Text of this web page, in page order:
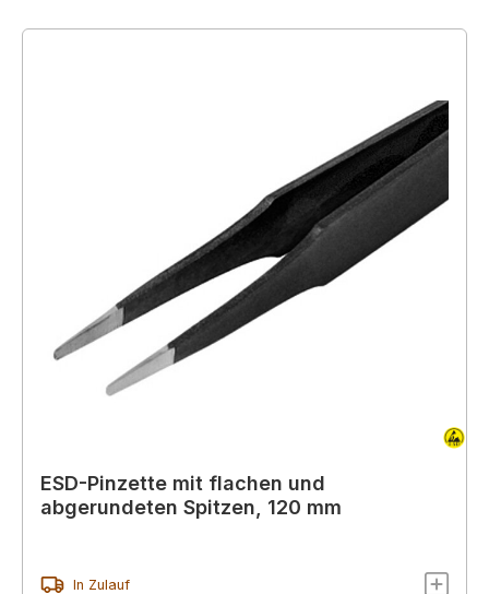
ESD-Pinzette mit flachen und
abgerundeten Spitzen, 120 mm
In Zulauf